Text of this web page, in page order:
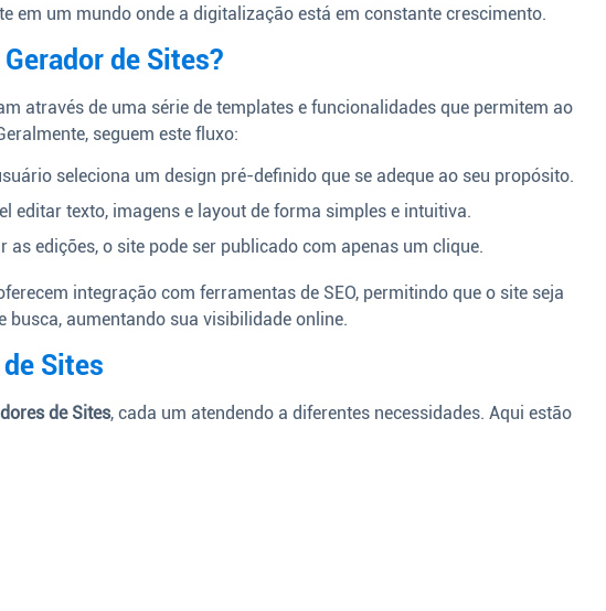
em um mundo onde a digitalização está em constante crescimento.
de Sites?
através de uma série de templates e funcionalidades que permitem ao
seguem este fluxo:
seleciona um design pré-definido que se adeque ao seu propósito.
editar texto, imagens e layout de forma simples e intuitiva.
as edições, o site pode ser publicado com apenas um clique.
integração com ferramentas de SEO, permitindo que o site seja
busca, aumentando sua visibilidade online.
Sites
de Sites, cada um atendendo a diferentes necessidades. Aqui estão